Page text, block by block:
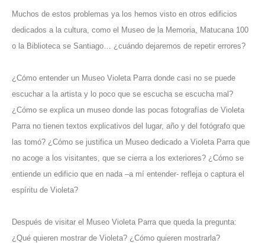
Muchos de estos problemas ya los hemos visto en otros edificios
dedicados a la cultura, como el Museo de la Memoria, Matucana 100
o la Biblioteca se Santiago… ¿cuándo dejaremos de repetir errores?
¿Cómo entender un Museo Violeta Parra donde casi no se puede
escuchar a la artista y lo poco que se escucha se escucha mal?
¿Cómo se explica un museo donde las pocas fotografías de Violeta
Parra no tienen textos explicativos del lugar, año y del fotógrafo que
las tomó? ¿Cómo se justifica un Museo dedicado a Violeta Parra que
no acoge a los visitantes, que se cierra a los exteriores? ¿Cómo se
entiende un edificio que en nada –a mí entender- refleja o captura el
espíritu de Violeta?
Después de visitar el Museo Violeta Parra que queda la pregunta:
¿Qué quieren mostrar de Violeta? ¿Cómo quieren mostrarla?